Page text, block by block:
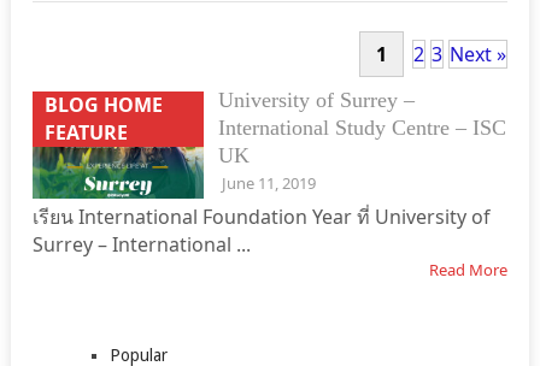
1 2 3 Next »
BLOG HOME
FEATURE
University of Surrey –
International Study Centre – ISC
UK
June 11, 2019
เรียน International Foundation Year ที่ University of
Surrey – International ...
Read More
Popular